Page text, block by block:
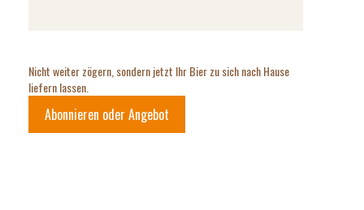
Nicht weiter zögern, sondern jetzt Ihr Bier zu sich nach Hause
liefern lassen.
Abonnieren oder Angebot